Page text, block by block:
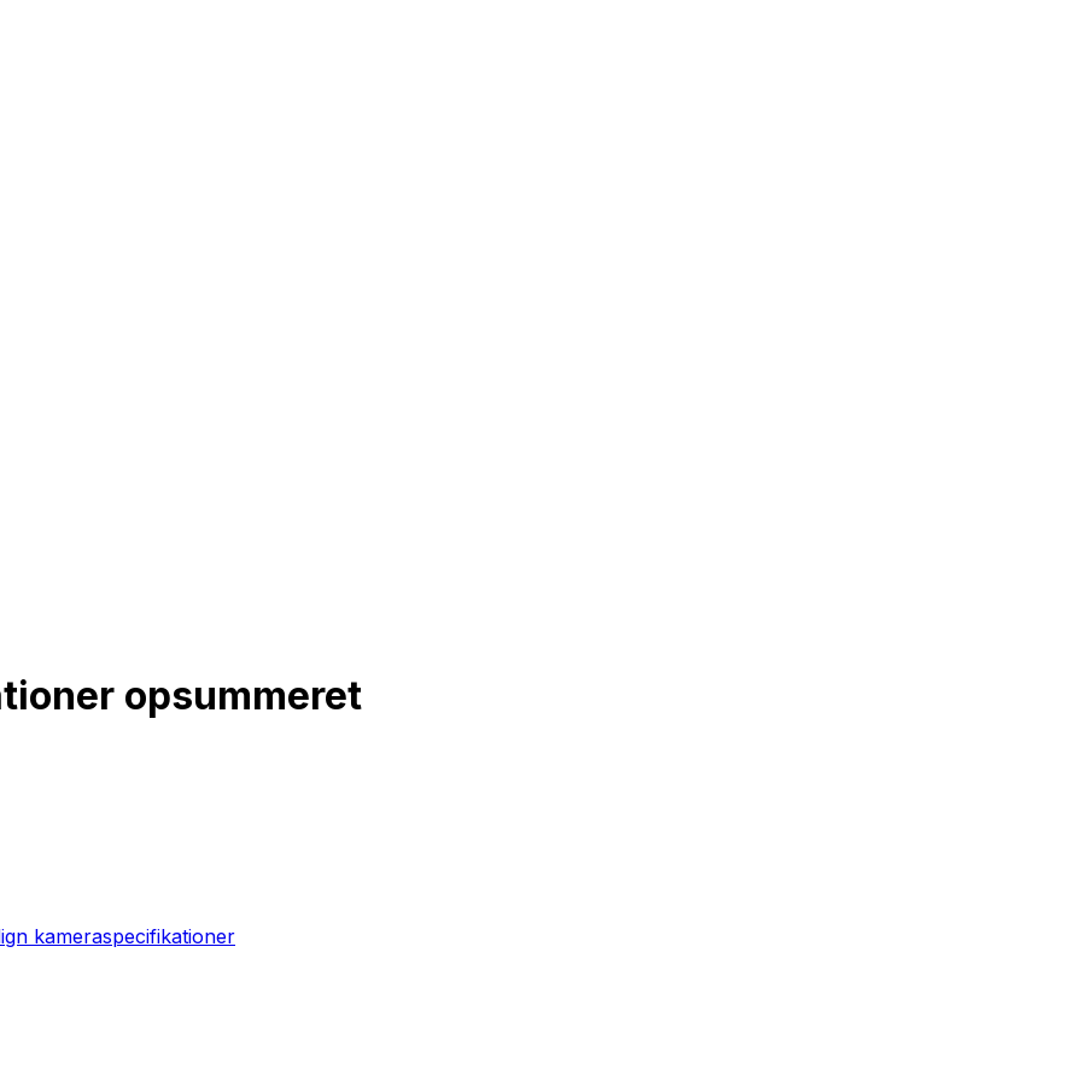
opsummeret
kameraspecifikationer